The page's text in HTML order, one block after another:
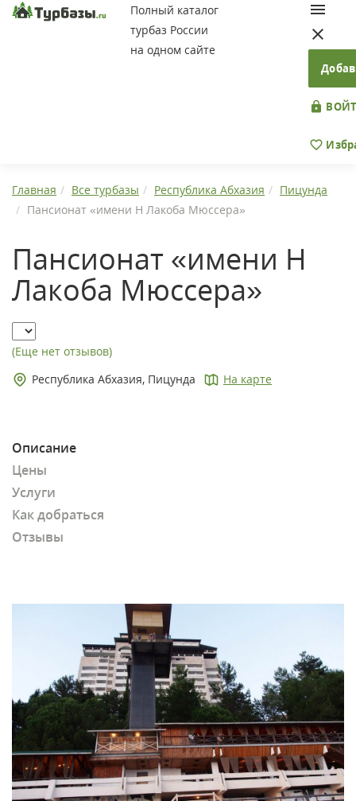
Полный каталог
турбаз России
на одном сайте
Главная Все турбазы Республика Абхазия
Пицунда
Пансионат «имени Н Лакоба Мюссера»
Пансионат «имени Н
Лакоба Мюссера»
(Еще нет отзывов)
Республика Абхазия, Пицунда
На карте
Описание
Цены
Услуги
Как добраться
Отзывы